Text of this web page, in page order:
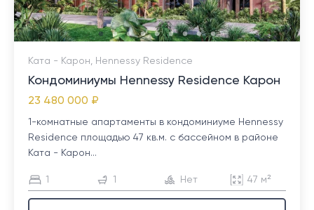
Ката - Карон, Hennessy Residence
Кондоминиумы Hennessy Residence Карон
23 480 000 ₽
1-комнатные апартаменты в кондоминиуме Hennessy
Residence площадью 47 кв.м. с бассейном в районе
Ката - Карон...
1 1 Нет 47 м²